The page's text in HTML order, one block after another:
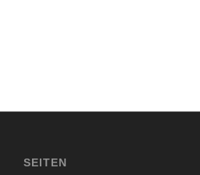
SEITEN